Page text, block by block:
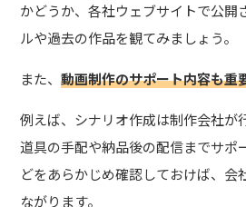
かどうか、各社ウェブサイトで公開
ルや過去の作品を観てみましょう。
また、動画制作のサポート内容も重
例えば、シナリオ作成は制作会社が
道具の手配や納品後の配信までサポ
どをあらかじめ確認しておけば、会
ながります。